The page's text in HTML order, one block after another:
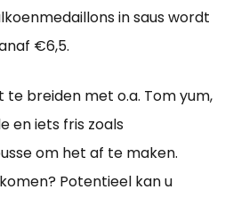
in saus wordt
€6,5.
te breiden met o.a. Tom yum,
en iets fris zoals
om het af te maken.
Potentieel kan u